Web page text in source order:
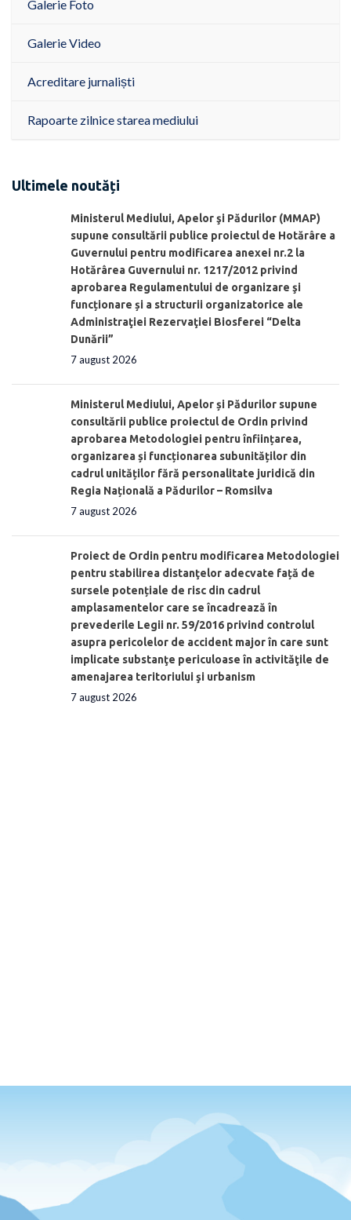
Galerie Foto
Galerie Video
Acreditare jurnaliști
Rapoarte zilnice starea mediului
Ultimele noutăți
Ministerul Mediului, Apelor şi Pădurilor (MMAP)
supune consultării publice proiectul de Hotărâre a
Guvernului pentru modificarea anexei nr.2 la
Hotărârea Guvernului nr. 1217/2012 privind
aprobarea Regulamentului de organizare şi
funcționare și a structurii organizatorice ale
Administraţiei Rezervaţiei Biosferei “Delta
Dunării”
7 august 2026
Ministerul Mediului, Apelor și Pădurilor supune
consultării publice proiectul de Ordin privind
aprobarea Metodologiei pentru înființarea,
organizarea și funcționarea subunităților din
cadrul unităților fără personalitate juridică din
Regia Națională a Pădurilor – Romsilva
7 august 2026
Proiect de Ordin pentru modificarea Metodologiei
pentru stabilirea distanţelor adecvate față de
sursele potențiale de risc din cadrul
amplasamentelor care se încadrează în
prevederile Legii nr. 59/2016 privind controlul
asupra pericolelor de accident major în care sunt
implicate substanţe periculoase în activităţile de
amenajarea teritoriului şi urbanism
7 august 2026